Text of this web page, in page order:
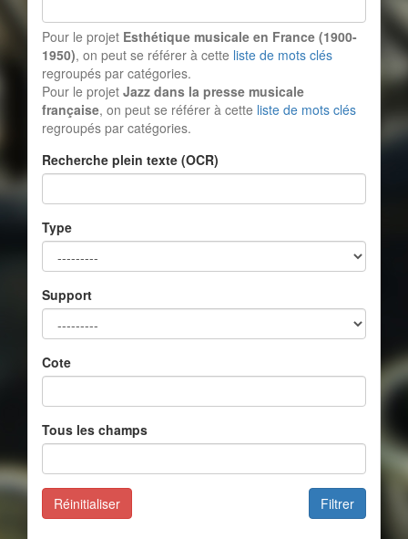
Pour le projet Esthétique musicale en France (1900-
1950), on peut se référer à cette liste de mots clés
regroupés par catégories.
Pour le projet Jazz dans la presse musicale
française, on peut se référer à cette liste de mots clés
regroupés par catégories.
Recherche plein texte (OCR)
Type
Support
Cote
Tous les champs
Filtrer
Réinitialiser